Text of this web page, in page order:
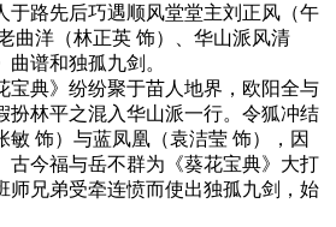
于路先后巧遇顺风堂堂主刘正风（午
曲洋（林正英 饰）、华山派风清
谱和独孤九剑。
典》纷纷聚于苗人地界，欧阳全与
扮林平之混入华山派一行。令狐冲结
敏 饰）与蓝凤凰（袁洁莹 饰），因
古今福与岳不群为《葵花宝典》大打
师兄弟受牵连愤而使出独孤九剑，始